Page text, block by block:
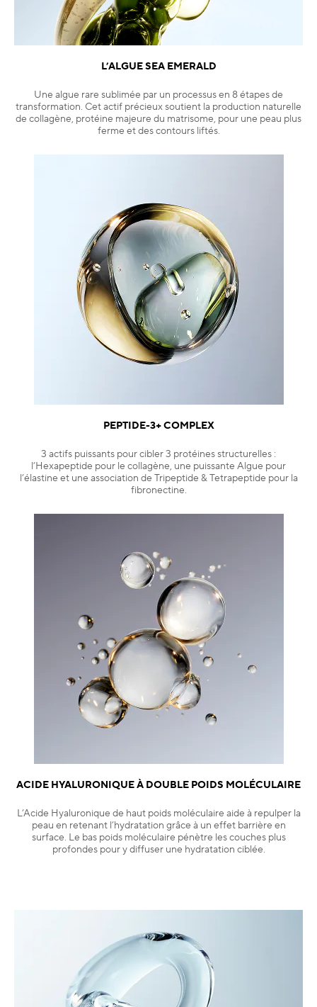
L’ALGUE SEA EMERALD
Une algue rare sublimée par un processus en 8 étapes de
transformation. Cet actif précieux soutient la production naturelle
de collagène, protéine majeure du matrisome, pour une peau plus
ferme et des contours liftés.
PEPTIDE-3+ COMPLEX
3 actifs puissants pour cibler 3 protéines structurelles :
l’Hexapeptide pour le collagène, une puissante Algue pour
l’élastine et une association de Tripeptide & Tetrapeptide pour la
fibronectine.
ACIDE HYALURONIQUE À DOUBLE POIDS MOLÉCULAIRE
L’Acide Hyaluronique de haut poids moléculaire aide à repulper la
peau en retenant l’hydratation grâce à un effet barrière en
surface. Le bas poids moléculaire pénètre les couches plus
profondes pour y diffuser une hydratation ciblée.